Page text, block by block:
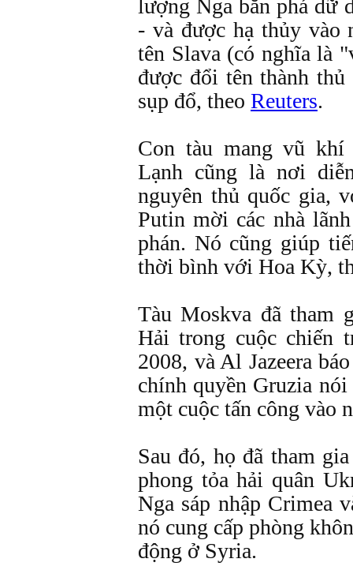
lượng Nga bắn phá dữ
- và được hạ thủy vào
tên Slava (có nghĩa là
được đổi tên thành
sụp đổ, theo Reuters.
Con tàu mang vũ khí
Lạnh cũng là nơi
nguyên thủ quốc gia,
Putin mời các nhà
phán. Nó cũng giúp
thời bình với Hoa Kỳ,
Tàu Moskva đã tham
Hải trong cuộc chiến
2008, và Al Jazeera
chính quyền Gruzia
một cuộc tấn công vào
Sau đó, họ đã tham
phong tỏa hải quân
Nga sáp nhập Crimea
nó cung cấp phòng
động ở Syria.